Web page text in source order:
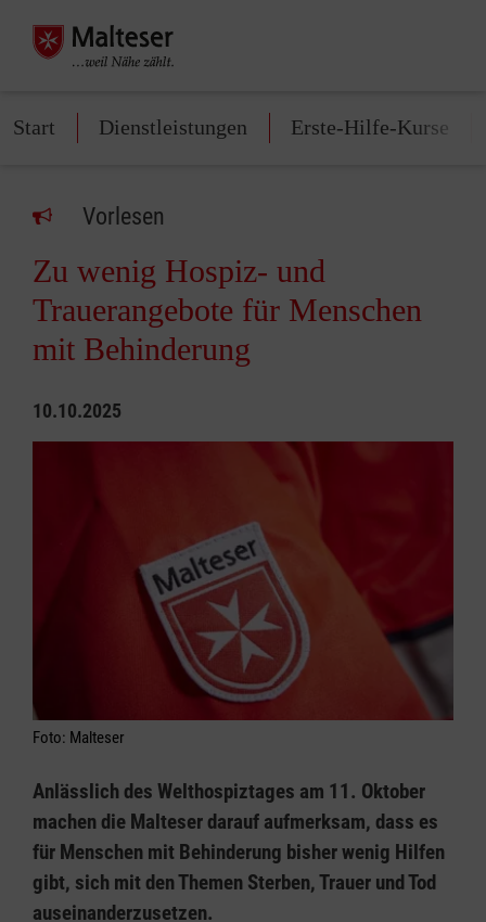
Start Dienstleistungen Erste-Hilfe-Kurse
Vorlesen
Zu wenig Hospiz- und
Trauerangebote für Menschen
mit Behinderung
10.10.2025
Foto: Malteser
Anlässlich des Welthospiztages am 11. Oktober
machen die Malteser darauf aufmerksam, dass es
für Menschen mit Behinderung bisher wenig Hilfen
gibt, sich mit den Themen Sterben, Trauer und Tod
auseinanderzusetzen.